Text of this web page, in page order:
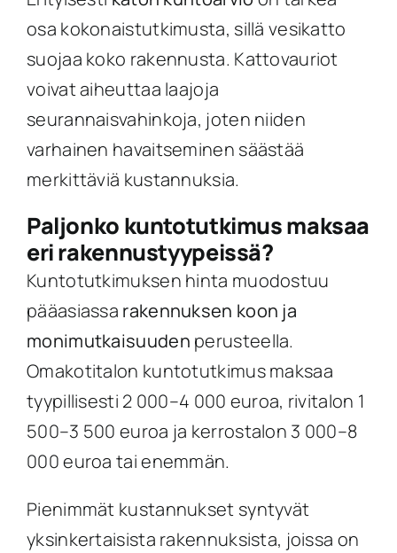
osa kokonaistutkimusta, sillä vesikatto
suojaa koko rakennusta. Kattovauriot
voivat aiheuttaa laajoja
seurannaisvahinkoja, joten niiden
varhainen havaitseminen säästää
merkittäviä kustannuksia.
Paljonko kuntotutkimus maksaa
eri rakennustyypeissä?
Kuntotutkimuksen hinta muodostuu
pääasiassa rakennuksen koon ja
monimutkaisuuden perusteella.
Omakotitalon kuntotutkimus maksaa
tyypillisesti 2 000–4 000 euroa, rivitalon 1
500–3 500 euroa ja kerrostalon 3 000–8
000 euroa tai enemmän.
Pienimmät kustannukset syntyvät
yksinkertaisista rakennuksista, joissa on